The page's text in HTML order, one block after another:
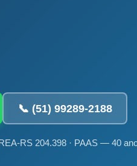
📞 (51) 99289-2188
RS 204.398 · PAAS — 40